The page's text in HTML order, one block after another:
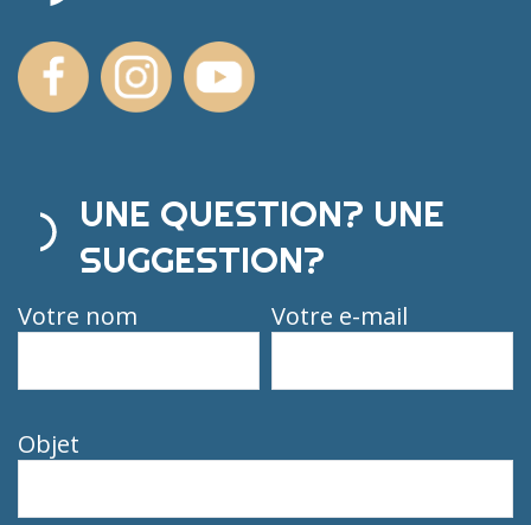
UNE QUESTION? UNE
SUGGESTION?
Votre nom Votre e-mail
Objet